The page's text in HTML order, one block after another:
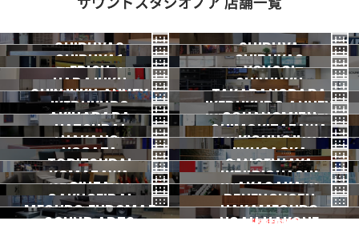
SHIBUYA3
渋谷3号
2026.07 OPEN
SHIBUYA
渋谷本店
SHIBUYA1
渋谷1号
SHIBUYA2
渋谷2号
EBISU
恵比寿
YOYOGI
代々木
HARAJUKU
原宿
SHINJUKU
新宿
SHINJUKU ANNEX
新宿ANNEX
TAKADANOBABA
高田馬場
IKEBUKURO
池袋
IKEBUKURO ANNEX
池袋ANNEX
AKIHABARA
秋葉原
OCHANOMIZU
御茶ノ水
HATSUDAI
初台
SHIMOKITAZAWA
下北沢
NAKANO
中野
KICHIJOJI
吉祥寺
NOGATA
野方
JIYUGAOKA
自由が丘
TORITSUDAI
都立大
SANGENJAYA
三軒茶屋
KOMAZAWA
駒沢
IKEJIRIOHASHI
池尻大橋
一時閉店中
GINZA
銀座
AKASAKA
赤坂
GAKUGEIDAI
学芸大
DENENCHOFU
田園調布
MEGURO FUDOMAE NAKAMEGURO
SOUND ARTS NOAH HAKONE